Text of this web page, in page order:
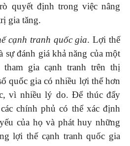
quyết định trong việc nâng
gia tăng.
cạnh tranh quốc gia. Lợi thế
sự đánh giá khả năng của một
gia cạnh tranh trên thị
quốc gia có nhiều lợi thế hơn
vì nhiều lý do. Để thúc đẩy
chính phủ có thể xác định
của họ và phát huy những
lợi thế cạnh tranh quốc gia